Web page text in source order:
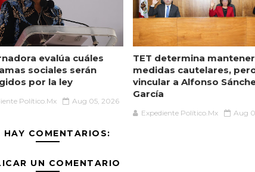
evalúa cuáles
sociales serán
por la ley
Político.Mx Aug 05, 2026
TET determina mantener
medidas cautelares,
vincular a Alfonso
García
Expediente Político.Mx Aug
HAY COMENTARIOS:
UN COMENTARIO